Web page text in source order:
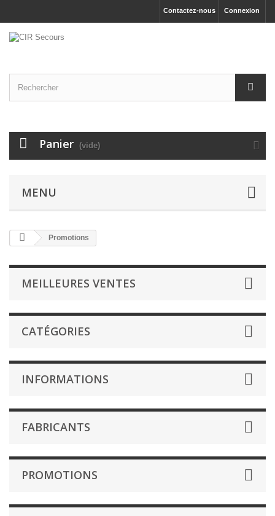
Connexion
Contactez-nous
Panier (vide)
MENU
Promotions
MEILLEURES VENTES
CATÉGORIES
INFORMATIONS
FABRICANTS
PROMOTIONS